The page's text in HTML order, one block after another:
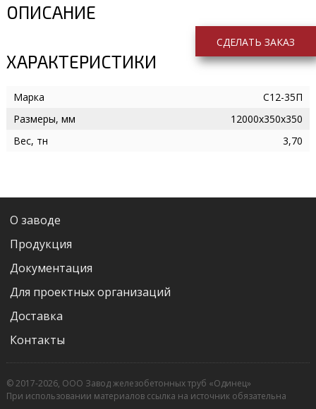
ОПИСАНИЕ
ХАРАКТЕРИСТИКИ
Марка
С12-35П
Размеры, мм
12000х350х350
Вес, тн
3,70
О заводе
Продукция
Документация
Для проектных организаций
Доставка
Контакты
© 2017-2026, ООО Завод железобетонных труб «Одинец»
При использовании материалов ссылка на источник обязательна
СДЕЛАТЬ ЗАКАЗ